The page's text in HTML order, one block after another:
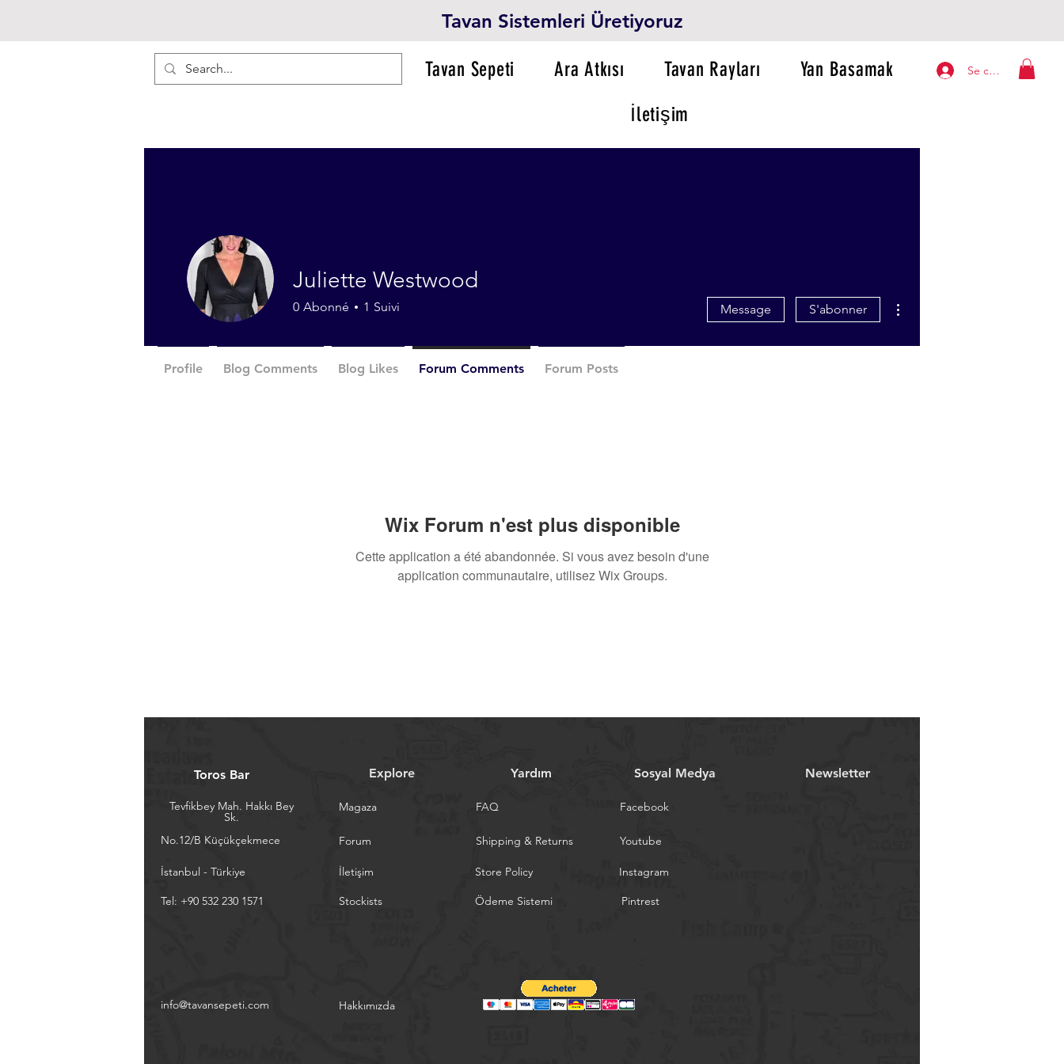
Se connecter
Tavan Sistemleri Üretiyoruz
Tavan Sepeti Ara Atkısı Tavan Rayları
Yan Basamak
İletişim
Wix Forum n'est plus disponible
Cette application a été abandonnée. Si vous avez besoin d'une
application communautaire, utilisez Wix Groups.
Juliette Westwood
0 Abonné 1 Suivi Message S'abonner
Profile Blog Comments Blog Likes Forum Comments Forum Posts
Toros Bar
Tevfikbey Mah. Hakkı Bey
Sk.
No.12/B Küçükçekmece
İstanbul - Türkiye
Tel: +90 532 230 1571
Explore
Magaza
Forum
İletişim
Stockists
Yardım
FAQ
Shipping & Returns
Store Policy
Ödeme Sistemi
Sosyal Medya
Facebook
Youtube
Instagram
Pintrest
Newsletter
info@tavansepeti.com Hakkımızda